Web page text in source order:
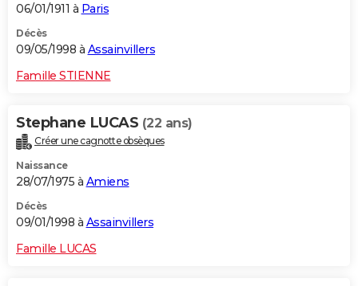
06/01/1911 à Paris
Décès
09/05/1998 à Assainvillers
Famille STIENNE
Stephane LUCAS (22 ans)
Créer une cagnotte obsèques
Naissance
28/07/1975 à Amiens
Décès
09/01/1998 à Assainvillers
Famille LUCAS